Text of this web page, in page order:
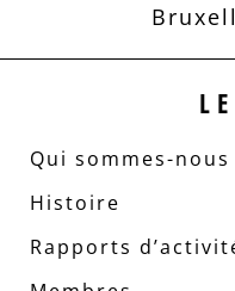
Qui sommes-nous
Histoire
Rapports